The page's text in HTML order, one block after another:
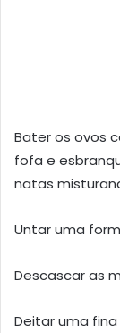
Bater os ovos
fofa e
natas
Untar uma
Descascar as
Deitar uma